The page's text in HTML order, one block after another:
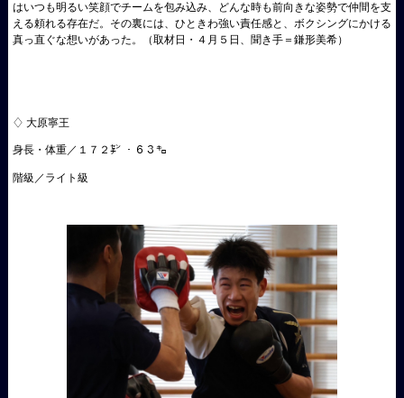
はいつも明るい笑顔でチームを包み込み、どんな時も前向きな姿勢で仲間を支
える頼れる存在だ。その裏には、ひときわ強い責任感と、ボクシングにかける
真っ直ぐな想いがあった。（取材日・４月５日、聞き手＝鎌形美希）
♢ 大原寧王
身長・体重／１７２㌢ ・６３㌔
階級／ライト級